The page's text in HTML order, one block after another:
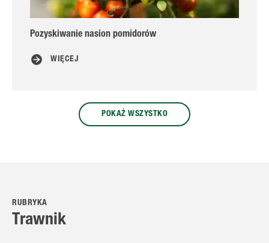
Pozyskiwanie nasion pomidorów
WIĘCEJ
POKAŻ WSZYSTKO
RUBRYKA
Trawnik